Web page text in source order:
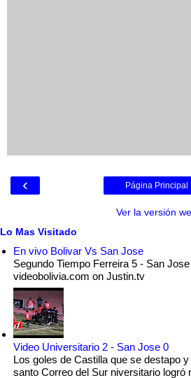
‹ Página Principal
Ver la versión
Lo Mas Visitado
En vivo Bolivar Vs San Jose
Segundo Tiempo Ferreira 5 - San
videobolivia.com on Justin.tv
Video Universitario 2 - San Jose 0
Los goles de Castilla que se destapo
santo Correo del Sur niversitario logró